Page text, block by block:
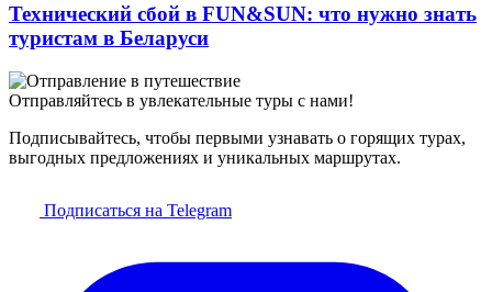
Технический сбой в FUN&SUN: что нужно знать
туристам в Беларуси
Отправляйтесь в увлекательные туры с нами!
Подписывайтесь, чтобы первыми узнавать о горящих турах,
выгодных предложениях и уникальных маршрутах.
Подписаться на Telegram